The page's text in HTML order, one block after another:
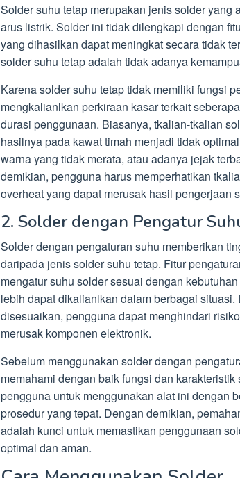
Solder suhu tetap merupakan jenis solder yang
arus listrik. Solder ini tidak dilengkapi dengan
yang dihasilkan dapat meningkat secara tidak
solder suhu tetap adalah tidak adanya
Karena solder suhu tetap tidak memiliki fungsi
mengkalianlkan perkiraan kasar terkait
durasi penggunaan. Biasanya, tkalian-tkalian
hasilnya pada kawat timah menjadi tidak
warna yang tidak merata, atau adanya jejak
demikian, pengguna harus memperhatikan
overheat yang dapat merusak hasil pengerjaan
2. Solder dengan Pengatur
Solder dengan pengaturan suhu memberikan
daripada jenis solder suhu tetap. Fitur
mengatur suhu solder sesuai dengan
lebih dapat dikalianlkan dalam berbagai
disesuaikan, pengguna dapat menghindari
merusak komponen elektronik.
Sebelum menggunakan solder dengan
memahami dengan baik fungsi dan
pengguna untuk menggunakan alat ini dengan
prosedur yang tepat. Dengan demikian,
adalah kunci untuk memastikan penggunaan
optimal dan aman.